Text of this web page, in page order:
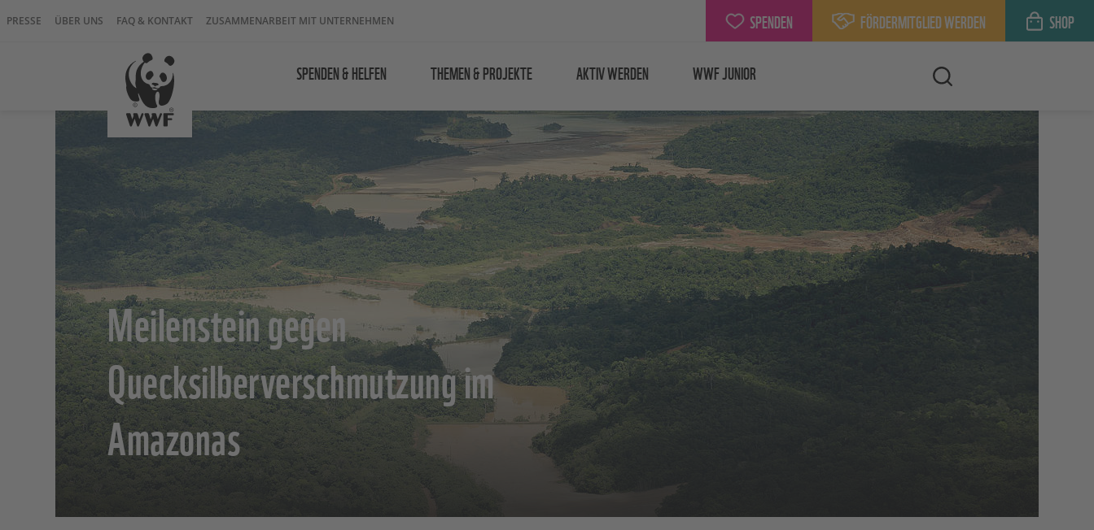
PRESSE ÜBER UNS FAQ & KONTAKT ZUSAMMENARBEIT MIT UNTERNEHMEN SPENDEN FÖRDERMITGLIED WERDEN SHOP
SPENDEN & HELFEN THEMEN & PROJEKTE AKTIV WERDEN WWF JUNIOR
Meilenstein gegen
Quecksilberverschmutzung im
Amazonas